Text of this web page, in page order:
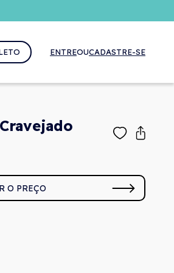
ENTREOUCADASTRE-SE
O PREÇO